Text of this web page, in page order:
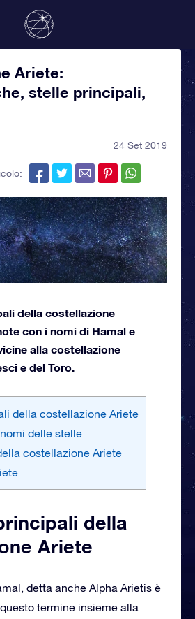
Ariete:
stelle principali,
24 Set 2019
della costellazione
con i nomi di Hamal e
alla costellazione
e del Toro.
della costellazione Ariete
delle stelle
costellazione Ariete
della
Ariete
detta anche Alpha Arietis è
termine insieme alla